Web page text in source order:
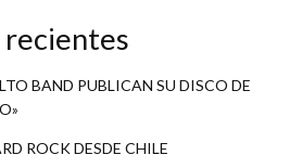
BAND PUBLICAN SU DISCO DE
ROCK DESDE CHILE